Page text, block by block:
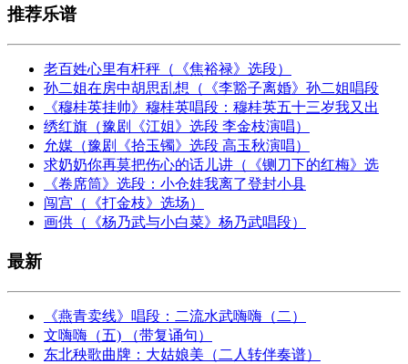
推荐乐谱
老百姓心里有杆秤（《焦裕禄》选段）
孙二姐在房中胡思乱想（《李豁子离婚》孙二姐唱段
《穆桂英挂帅》穆桂英唱段：穆桂英五十三岁我又出
绣红旗（豫剧《江姐》选段 李金枝演唱）
允媒（豫剧《拾玉镯》选段 高玉秋演唱）
求奶奶你再莫把伤心的话儿讲（《铡刀下的红梅》选
《卷席筒》选段：小仓娃我离了登封小县
闯宫（《打金枝》选场）
画供（《杨乃武与小白菜》杨乃武唱段）
最新
《燕青卖线》唱段：二流水武嗨嗨（二）
文嗨嗨（五) （带复诵句）
东北秧歌曲牌：大姑娘美（二人转伴奏谱）